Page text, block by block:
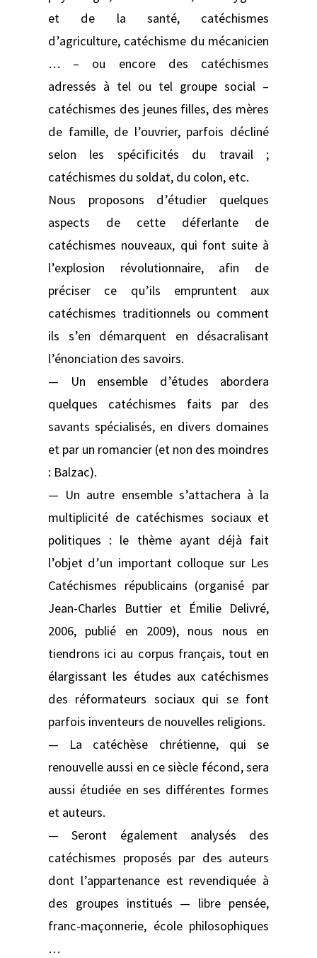
et de la santé, catéchismes
d’agriculture, catéchisme du mécanicien
… – ou encore des catéchismes
adressés à tel ou tel groupe social –
catéchismes des jeunes filles, des mères
de famille, de l’ouvrier, parfois décliné
selon les spécificités du travail ;
catéchismes du soldat, du colon, etc.
Nous proposons d’étudier quelques
aspects de cette déferlante de
catéchismes nouveaux, qui font suite à
l’explosion révolutionnaire, afin de
préciser ce qu’ils empruntent aux
catéchismes traditionnels ou comment
ils s’en démarquent en désacralisant
l’énonciation des savoirs.
— Un ensemble d’études abordera
quelques catéchismes faits par des
savants spécialisés, en divers domaines
et par un romancier (et non des moindres
: Balzac).
— Un autre ensemble s’attachera à la
multiplicité de catéchismes sociaux et
politiques : le thème ayant déjà fait
l’objet d’un important colloque sur Les
Catéchismes républicains (organisé par
Jean-Charles Buttier et Émilie Delivré,
2006, publié en 2009), nous nous en
tiendrons ici au corpus français, tout en
élargissant les études aux catéchismes
des réformateurs sociaux qui se font
parfois inventeurs de nouvelles religions.
— La catéchèse chrétienne, qui se
renouvelle aussi en ce siècle fécond, sera
aussi étudiée en ses différentes formes
et auteurs.
— Seront également analysés des
catéchismes proposés par des auteurs
dont l’appartenance est revendiquée à
des groupes institués — libre pensée,
franc-maçonnerie, école philosophiques
…